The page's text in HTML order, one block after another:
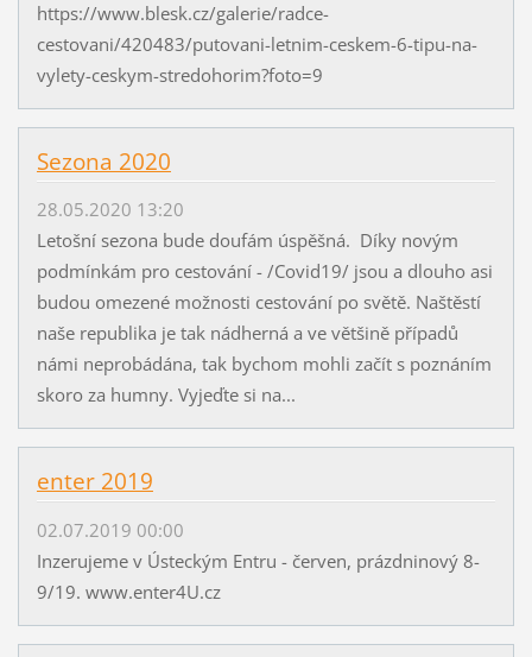
https://www.blesk.cz/galerie/radce-
cestovani/420483/putovani-letnim-ceskem-6-tipu-na-
vylety-ceskym-stredohorim?foto=9
Sezona 2020
28.05.2020 13:20
Letošní sezona bude doufám úspěšná. Díky novým
podmínkám pro cestování - /Covid19/ jsou a dlouho asi
budou omezené možnosti cestování po světě. Naštěstí
naše republika je tak nádherná a ve většině případů
námi neprobádána, tak bychom mohli začít s poznáním
skoro za humny. Vyjeďte si na...
enter 2019
02.07.2019 00:00
Inzerujeme v Ústeckým Entru - červen, prázdninový 8-
9/19. www.enter4U.cz